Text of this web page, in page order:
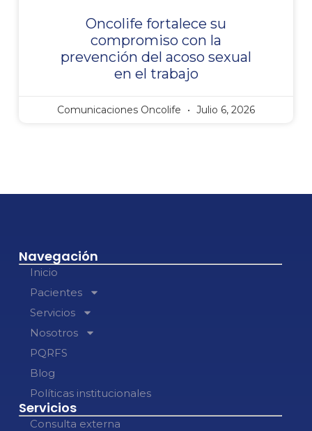
Oncolife fortalece su
compromiso con la
prevención del acoso sexual
en el trabajo
Comunicaciones Oncolife Julio 6, 2026
Navegación
Inicio
Pacientes
Servicios
Nosotros
PQRFS
Blog
Políticas institucionales
Servicios
Consulta externa